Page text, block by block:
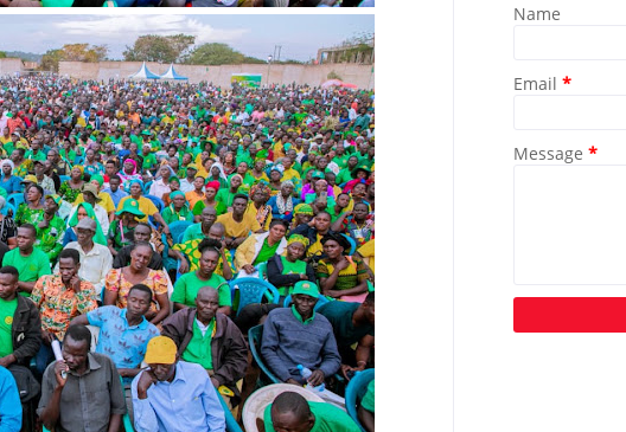
Name
Email *
Message *